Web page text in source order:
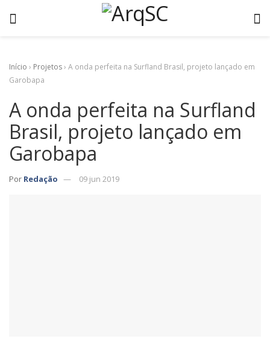
Início › Projetos› A onda perfeita na Surfland Brasil, projeto lançado em
Garobapa
A onda perfeita na Surfland
Brasil, projeto lançado em
Garobapa
Por Redação 09 jun 2019